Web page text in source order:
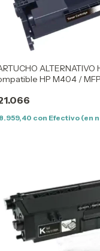
ALTERNATIVO
HP M404 /
con Efectivo (en